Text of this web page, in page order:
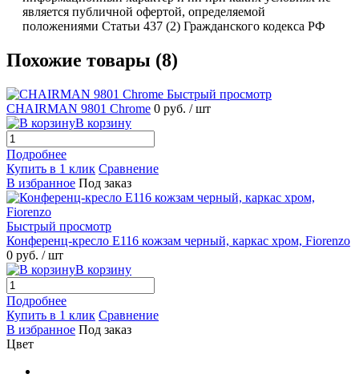
является публичной офертой, определяемой
положениями Статьи 437 (2) Гражданского кодекса РФ
Похожие товары (8)
Быстрый просмотр
CHAIRMAN 9801 Chrome 0 руб. / шт
В корзину
Подробнее
Купить в 1 клик Сравнение
В избранное Под заказ
Быстрый просмотр
Конференц-кресло Е116 кожзам черный, каркас хром, Fiorenzo
0 руб. / шт
В корзину
Подробнее
Купить в 1 клик Сравнение
В избранное Под заказ
Цвет